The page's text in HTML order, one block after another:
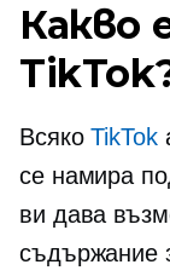
Какво
ВсякоTikTok
се намира
ви дава
съдържание